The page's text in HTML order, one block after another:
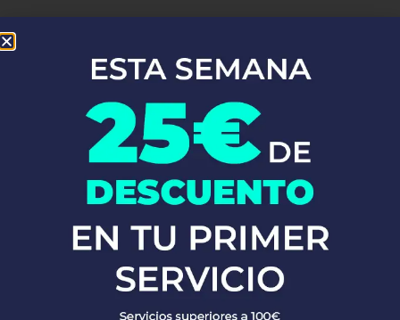
servicios de fontaneríapara satisfacer todas tus necesidades. Ya
sea una emergencia o un mantenimiento rutinario, estamos
semana. A continuación, te mostramos algunos de nuestros
servicios más populares: